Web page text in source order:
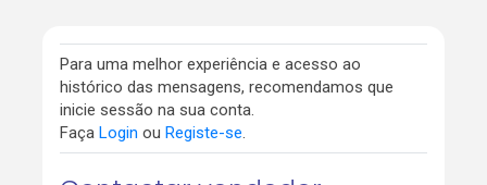
Para uma melhor experiência e acesso ao
histórico das mensagens, recomendamos que
inicie sessão na sua conta.
Faça Login ou Registe-se.